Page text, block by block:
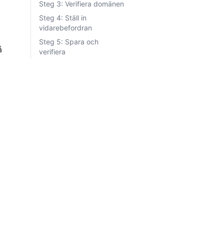
Steg 3: Verifiera domänen
Steg 4: Ställ in
vidarebefordran
Steg 5: Spara och
verifiera